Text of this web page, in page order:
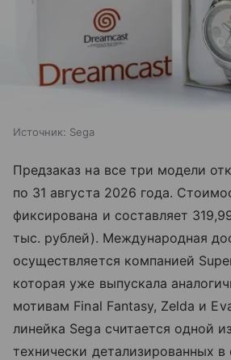
Источник: Sega
Предзаказ на все три модели
по 31 августа 2026 года.
фиксирована и составляет
тыс. рублей). Международная
осуществляется компанией
которая уже выпускала
мотивам Final Fantasy, Zelda и
линейка Sega считается одной
технически детализированных